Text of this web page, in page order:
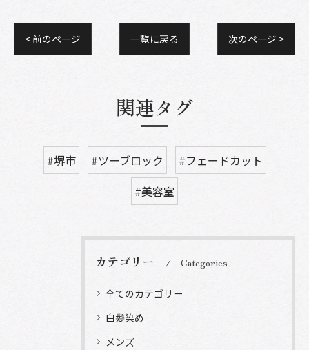
< 前のページ 一覧に戻る 次のページ >
関連タグ
#堺市 #ツーブロック
#フェードカット
#美容室
カテゴリー Categories
全てのカテゴリー
白髪染め
メンズ